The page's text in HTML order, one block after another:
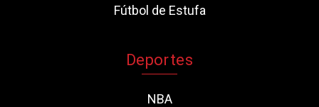
Fútbol de Estufa
Deportes
NBA